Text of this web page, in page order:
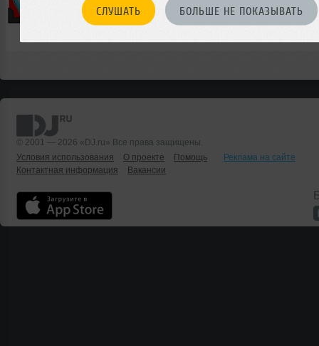
СЛУШАТЬ БОЛЬШЕ НЕ ПОКАЗЫВАТЬ
3 44:37 31 </>
© 2001 — 2026 «DJ.ru» Все права защищены.
Условия использования
О проекте Помощь
Реклама на сайте
Контактная информация
Вакансии